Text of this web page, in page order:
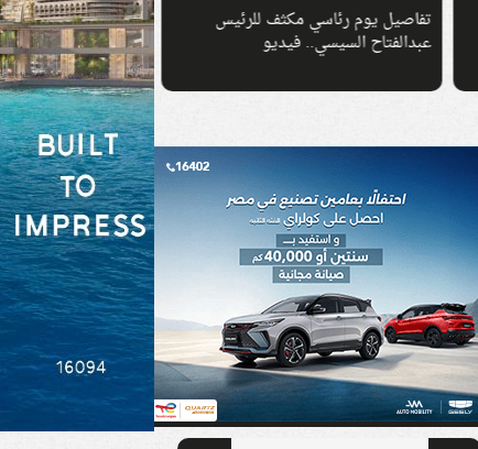
تفاصيل يوم رئاسي مكثف للرئيس
عبدالفتاح السيسي.. فيديو
اتحاد منتجي
بشأن أسعار الفراخ